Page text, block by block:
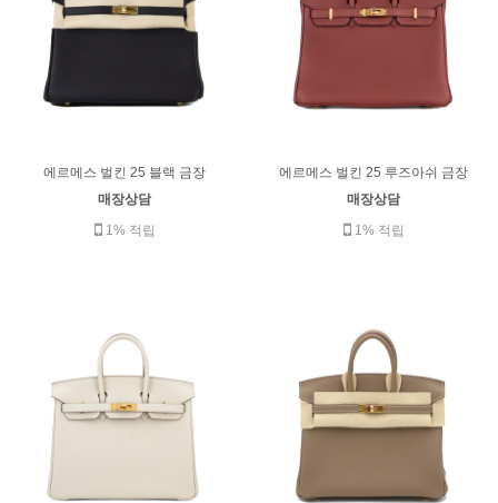
에르메스 벌킨 25 블랙 금장
매장상담
1% 적립
에르메스 벌킨 25 루즈아쉬 금장
매장상담
1% 적립